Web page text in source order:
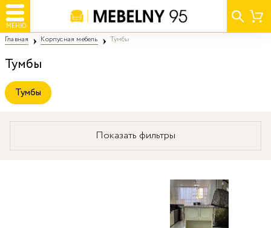
МЕНЮ
Главная Корпусная мебель Тумбы
Тумбы
Тумбы
Показать фильтры